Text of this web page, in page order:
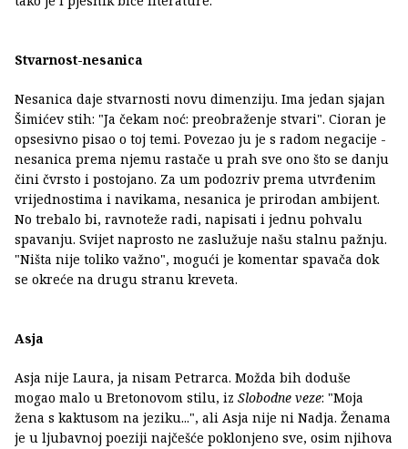
Stvarnost-nesanica
Nesanica daje stvarnosti novu dimenziju. Ima jedan sjajan
Šimićev stih: "Ja čekam noć: preobraženje stvari". Cioran je
opsesivno pisao o toj temi. Povezao ju je s radom negacije -
nesanica prema njemu rastače u prah sve ono što se danju
čini čvrsto i postojano. Za um podozriv prema utvrđenim
vrijednostima i navikama, nesanica je prirodan ambijent.
No trebalo bi, ravnoteže radi, napisati i jednu pohvalu
spavanju. Svijet naprosto ne zaslužuje našu stalnu pažnju.
"Ništa nije toliko važno", mogući je komentar spavača dok
se okreće na drugu stranu kreveta.
Asja
Asja nije Laura, ja nisam Petrarca. Možda bih doduše
mogao malo u Bretonovom stilu, iz Slobodne veze: "Moja
žena s kaktusom na jeziku...", ali Asja nije ni Nadja. Ženama
je u ljubavnoj poeziji najčešće poklonjeno sve, osim njihova